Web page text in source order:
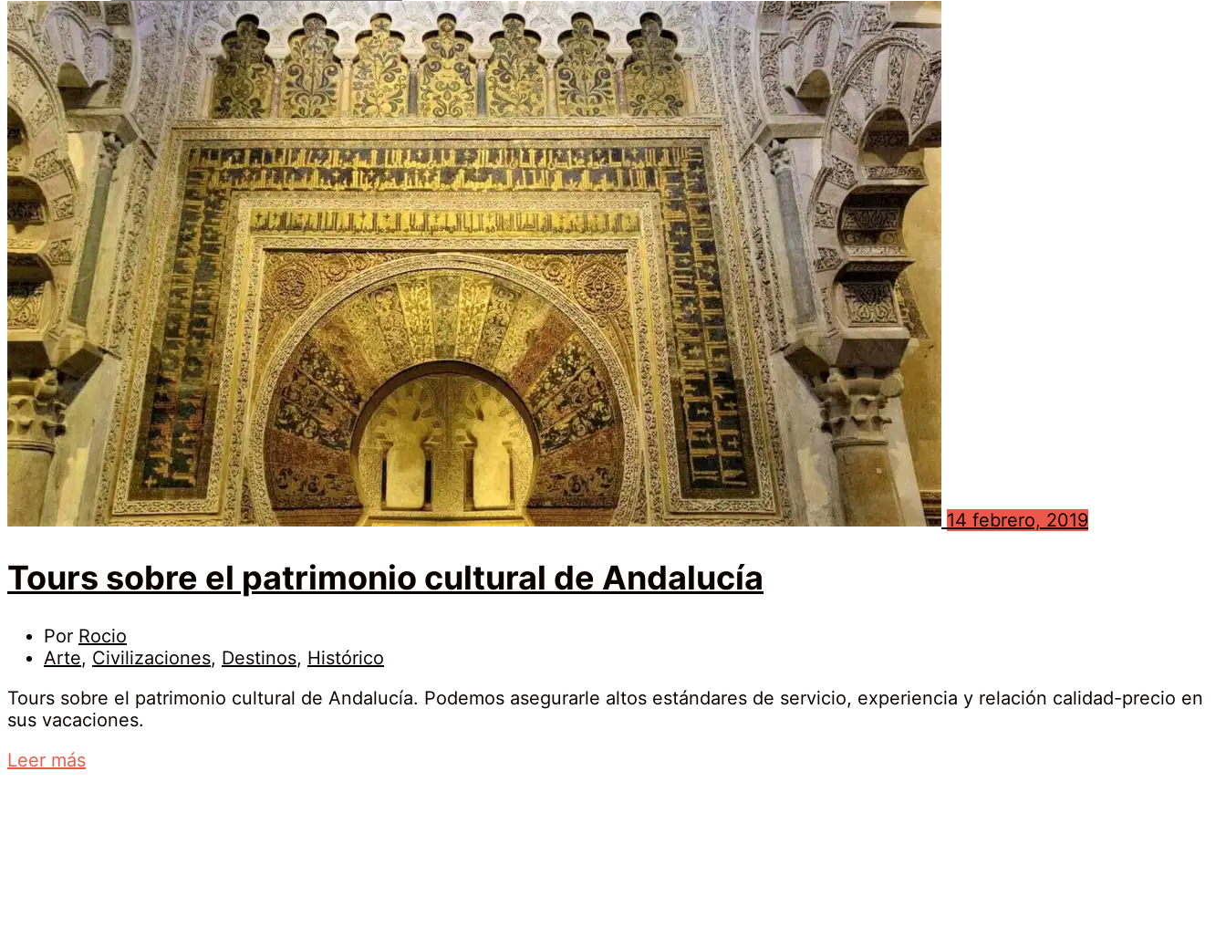
14 febrero, 2019
Tours sobre el patrimonio cultural de Andalucía
14
febrero,
Por Rocio
Arte, Civilizaciones, Destinos, Histórico
Tours
sobre
Tours sobre el patrimonio cultural de Andalucía. Podemos asegurarle altos estándares de servicio, experiencia y relación calidad-precio en
sus vacaciones.
Leer másabout